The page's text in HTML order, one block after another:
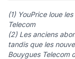
(1) YouPrice loue
Telecom
(2) Les anciens
tandis que les
Bouygues Telecom